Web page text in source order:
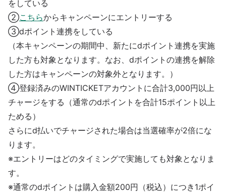
をしている
②こちらからキャンペーンにエントリーする
③dポイント連携をしている
（本キャンペーンの期間中、新たにdポイント連携を実施
した方も対象となります。なお、dポイントの連携を解除
した方はキャンペーンの対象外となります。）
④登録済みのWINTICKETアカウントに合計3,000円以上
チャージをする（通常のdポイントを合計15ポイント以上
ためる）
さらにd払いでチャージされた場合は当選確率が2倍にな
ります。
※エントリーはどのタイミングで実施しても対象となりま
す。
※通常のdポイントは購入金額200円（税込）につき1ポイ